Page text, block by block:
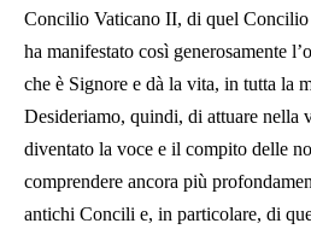
Concilio Vaticano II, di quel
ha manifestato così generosamente
che è Signore e dà la vita, in tutta la
Desideriamo, quindi, di attuare nella
diventato la voce e il compito delle
comprendere ancora più
antichi Concili e, in particolare, di